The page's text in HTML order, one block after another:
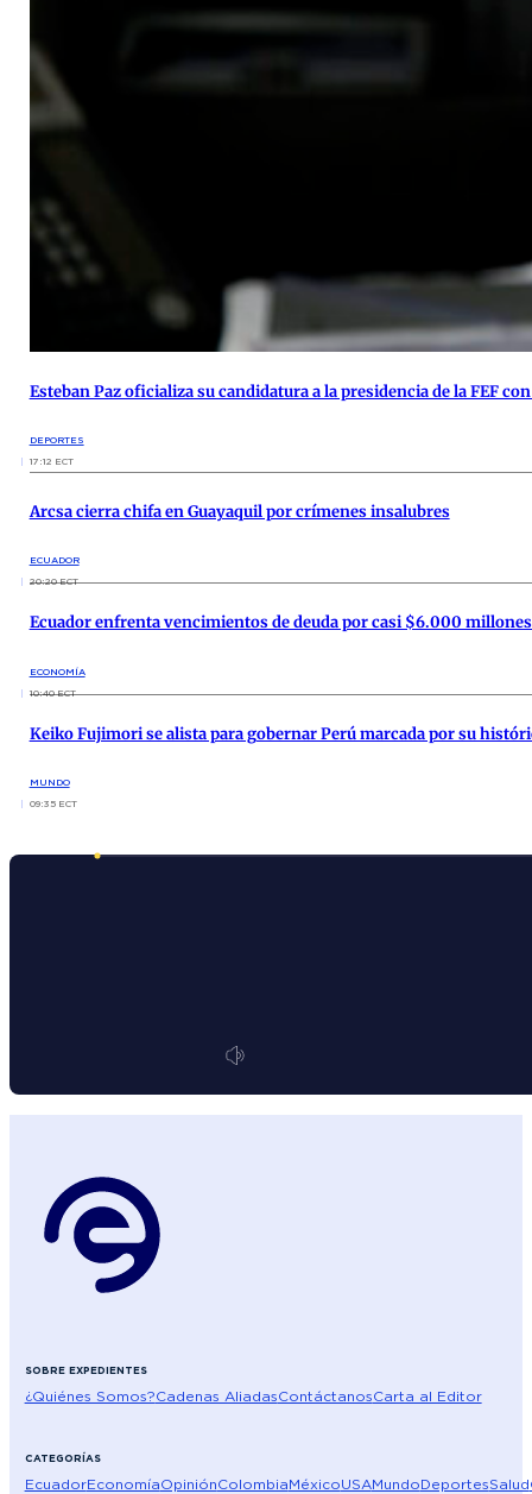
Esteban Paz oficializa su candidatura a la presidencia de la FEF
DEPORTES
17:12 ECT
Arcsa cierra chifa en Guayaquil por crímenes insalubres
ECUADOR
20:20 ECT
Ecuador enfrenta vencimientos de deuda por casi $6.000
ECONOMÍA
10:40 ECT
Keiko Fujimori se alista para gobernar Perú marcada por su
MUNDO
09:35 ECT
SOBRE EXPEDIENTES
¿Quiénes Somos?Cadenas AliadasContáctanosCarta al Editor
CATEGORÍAS
EcuadorEconomíaOpiniónColombiaMéxicoUSAMundoDeportesSalud